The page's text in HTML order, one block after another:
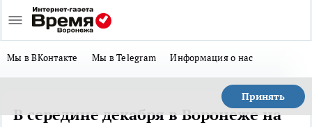
Мы в ВКонтакте Мы в Telegram Информация о нас
Принять
В середине декабря в Воронеже на